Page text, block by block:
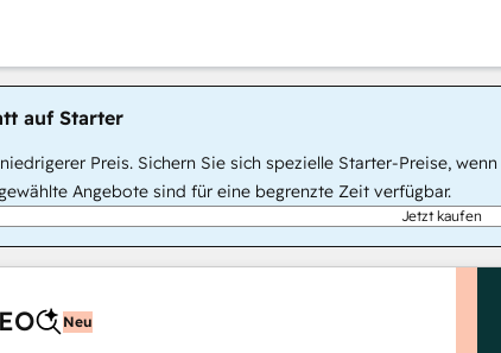
auf Starter
Preis. Sichern Sie sich spezielle Starter-Preise,
Angebote sind für eine begrenzte Zeit verfügbar.
Jetzt kaufen
Neu